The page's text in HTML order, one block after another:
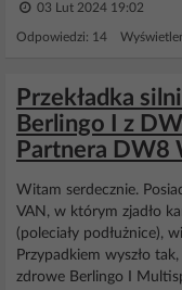
03 Lut 2024 19:02
Odpowiedzi: 14
Przekładka
Berlingo I z
Partnera DW8
Witam serdecznie.
VAN, w którym zjadło
(poleciały podłużnice),
Przypadkiem wyszło
zdrowe Berlingo I